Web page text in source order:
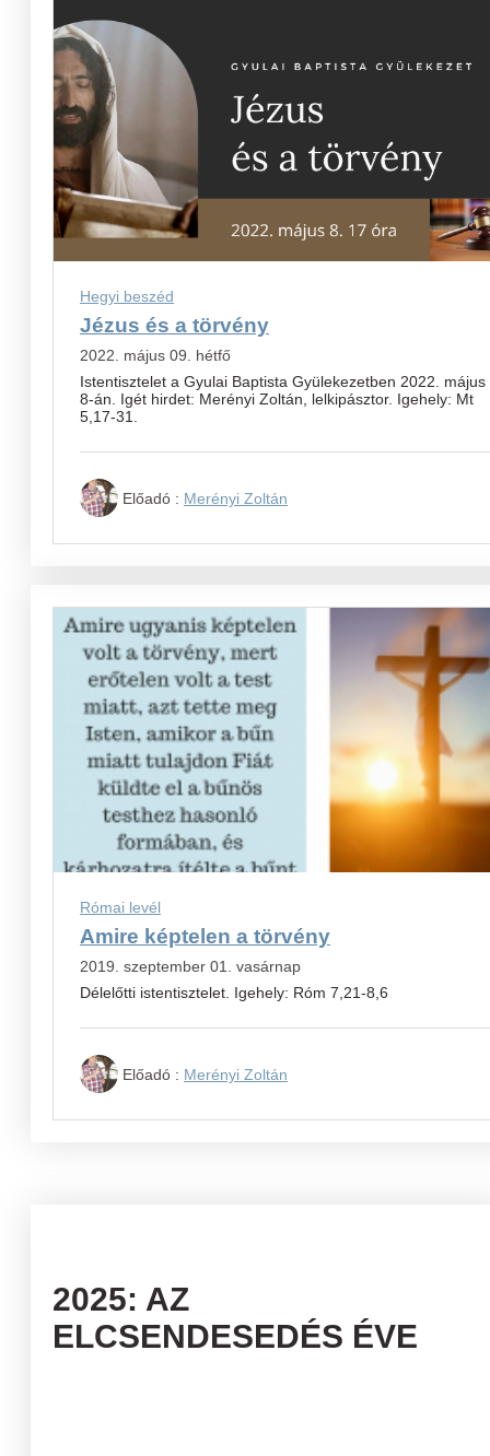
Hegyi beszéd
Jézus és a törvény
2022. május 09. hétfő
Istentisztelet a Gyulai Baptista Gyülekezetben 2022. május
8-án. Igét hirdet: Merényi Zoltán, lelkipásztor. Igehely: Mt
5,17-31.
Előadó : Merényi Zoltán
Római levél
Amire képtelen a törvény
2019. szeptember 01. vasárnap
Délelőtti istentisztelet. Igehely: Róm 7,21-8,6
Előadó : Merényi Zoltán
2025: AZ
ELCSENDESEDÉS ÉVE